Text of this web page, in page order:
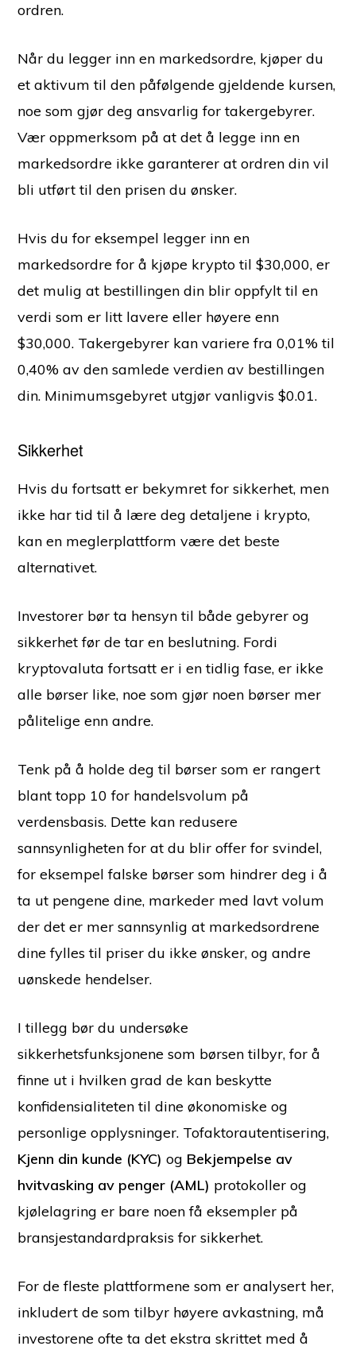
ordren.
Når du legger inn en markedsordre, kjøper du
et aktivum til den påfølgende gjeldende kursen,
noe som gjør deg ansvarlig for takergebyrer.
Vær oppmerksom på at det å legge inn en
markedsordre ikke garanterer at ordren din vil
bli utført til den prisen du ønsker.
Hvis du for eksempel legger inn en
markedsordre for å kjøpe krypto til $30,000, er
det mulig at bestillingen din blir oppfylt til en
verdi som er litt lavere eller høyere enn
$30,000. Takergebyrer kan variere fra 0,01% til
0,40% av den samlede verdien av bestillingen
din. Minimumsgebyret utgjør vanligvis $0.01.
Sikkerhet
Hvis du fortsatt er bekymret for sikkerhet, men
ikke har tid til å lære deg detaljene i krypto,
kan en meglerplattform være det beste
alternativet.
Investorer bør ta hensyn til både gebyrer og
sikkerhet før de tar en beslutning. Fordi
kryptovaluta fortsatt er i en tidlig fase, er ikke
alle børser like, noe som gjør noen børser mer
pålitelige enn andre.
Tenk på å holde deg til børser som er rangert
blant topp 10 for handelsvolum på
verdensbasis. Dette kan redusere
sannsynligheten for at du blir offer for svindel,
for eksempel falske børser som hindrer deg i å
ta ut pengene dine, markeder med lavt volum
der det er mer sannsynlig at markedsordrene
dine fylles til priser du ikke ønsker, og andre
uønskede hendelser.
I tillegg bør du undersøke
sikkerhetsfunksjonene som børsen tilbyr, for å
finne ut i hvilken grad de kan beskytte
konfidensialiteten til dine økonomiske og
personlige opplysninger. Tofaktorautentisering,
Kjenn din kunde (KYC) og Bekjempelse av
hvitvasking av penger (AML) protokoller og
kjølelagring er bare noen få eksempler på
bransjestandardpraksis for sikkerhet.
For de fleste plattformene som er analysert her,
inkludert de som tilbyr høyere avkastning, må
investorene ofte ta det ekstra skrittet med å